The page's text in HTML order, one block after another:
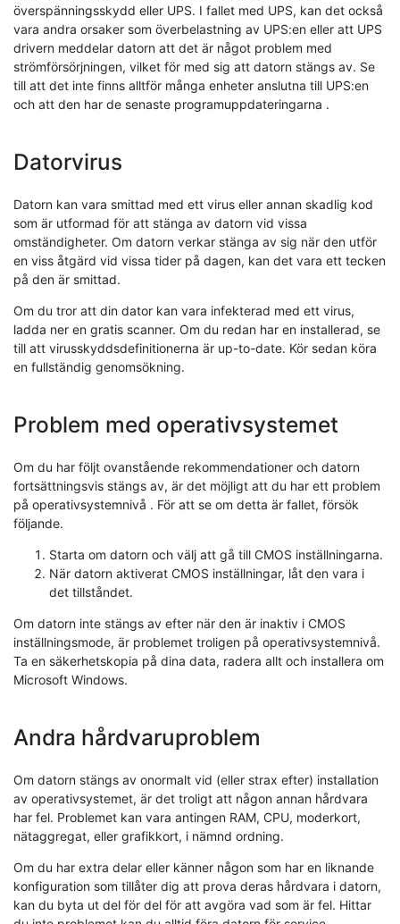
överspänningsskydd eller UPS. I fallet med UPS, kan det också
vara andra orsaker som överbelastning av UPS:en eller att UPS
drivern meddelar datorn att det är något problem med
strömförsörjningen, vilket för med sig att datorn stängs av. Se
till att det inte finns alltför många enheter anslutna till UPS:en
och att den har de senaste programuppdateringarna .
Datorvirus
Datorn kan vara smittad med ett virus eller annan skadlig kod
som är utformad för att stänga av datorn vid vissa
omständigheter. Om datorn verkar stänga av sig när den utför
en viss åtgärd vid vissa tider på dagen, kan det vara ett tecken
på den är smittad.
Om du tror att din dator kan vara infekterad med ett virus,
ladda ner en gratis scanner. Om du redan har en installerad, se
till att virusskyddsdefinitionerna är up-to-date. Kör sedan köra
en fullständig genomsökning.
Problem med operativsystemet
Om du har följt ovanstående rekommendationer och datorn
fortsättningsvis stängs av, är det möjligt att du har ett problem
på operativsystemnivå . För att se om detta är fallet, försök
följande.
Starta om datorn och välj att gå till CMOS inställningarna.
När datorn aktiverat CMOS inställningar, låt den vara i
det tillståndet.
Om datorn inte stängs av efter när den är inaktiv i CMOS
inställningsmode, är problemet troligen på operativsystemnivå.
Ta en säkerhetskopia på dina data, radera allt och installera om
Microsoft Windows.
Andra hårdvaruproblem
Om datorn stängs av onormalt vid (eller strax efter) installation
av operativsystemet, är det troligt att någon annan hårdvara
har fel. Problemet kan vara antingen RAM, CPU, moderkort,
nätaggregat, eller grafikkort, i nämnd ordning.
Om du har extra delar eller känner någon som har en liknande
konfiguration som tillåter dig att prova deras hårdvara i datorn,
kan du byta ut del för del för att avgöra vad som är fel. Hittar